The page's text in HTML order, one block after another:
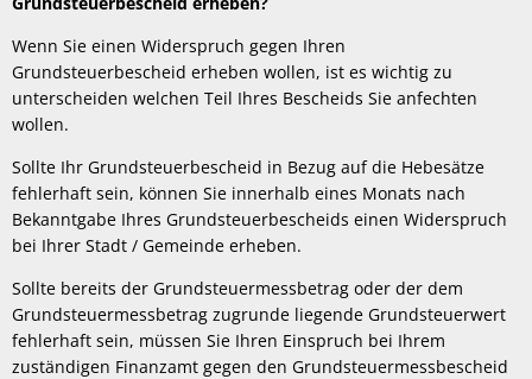
Wenn Sie einen Widerspruch gegen Ihren
Grundsteuerbescheid erheben wollen, ist es wichtig zu
unterscheiden welchen Teil Ihres Bescheids Sie anfechten
wollen.
Sollte Ihr Grundsteuerbescheid in Bezug auf die Hebesätze
fehlerhaft sein, können Sie innerhalb eines Monats nach
Bekanntgabe Ihres Grundsteuerbescheids einen Widerspruch
bei Ihrer Stadt / Gemeinde erheben.
Sollte bereits der Grundsteuermessbetrag oder der dem
Grundsteuermessbetrag zugrunde liegende Grundsteuerwert
fehlerhaft sein, müssen Sie Ihren Einspruch bei Ihrem
zuständigen Finanzamt gegen den Grundsteuermessbescheid